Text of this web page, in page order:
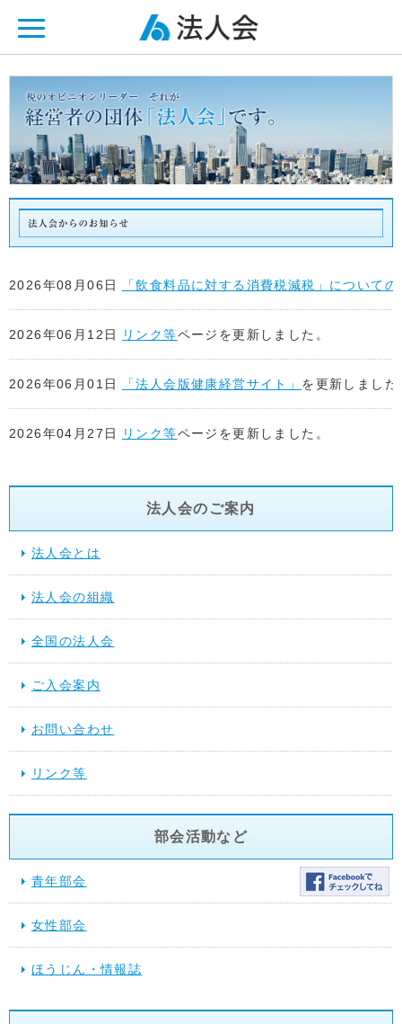
2026年08月06日 「飲食料品に対する消費税減税」について
2026年06月12日 リンク等ページを更新しました。
2026年06月01日 「法人会版健康経営サイト」 を更新しました
2026年04月27日 リンク等ページを更新しました。
2026年04月22日 リンク等ページを更新しました。
2026年04月17日 リンク等ページを更新しました。
2025年12月10日 提言活動（行動する法人会）を更新しました
2025年11月28日 スケジュールを更新しました。
法人会のご案内
法人会とは
法人会の組織
全国の法人会
ご入会案内
お問い合わせ
リンク等
部会活動など
青年部会
女性部会
ほうじん・情報誌